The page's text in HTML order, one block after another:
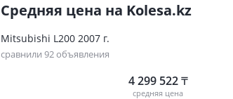
Средняя цена на Kolesa.kz
Mitsubishi L200 2007 г.
сравнили 92 объявления
4 299 522₸
средняя цена